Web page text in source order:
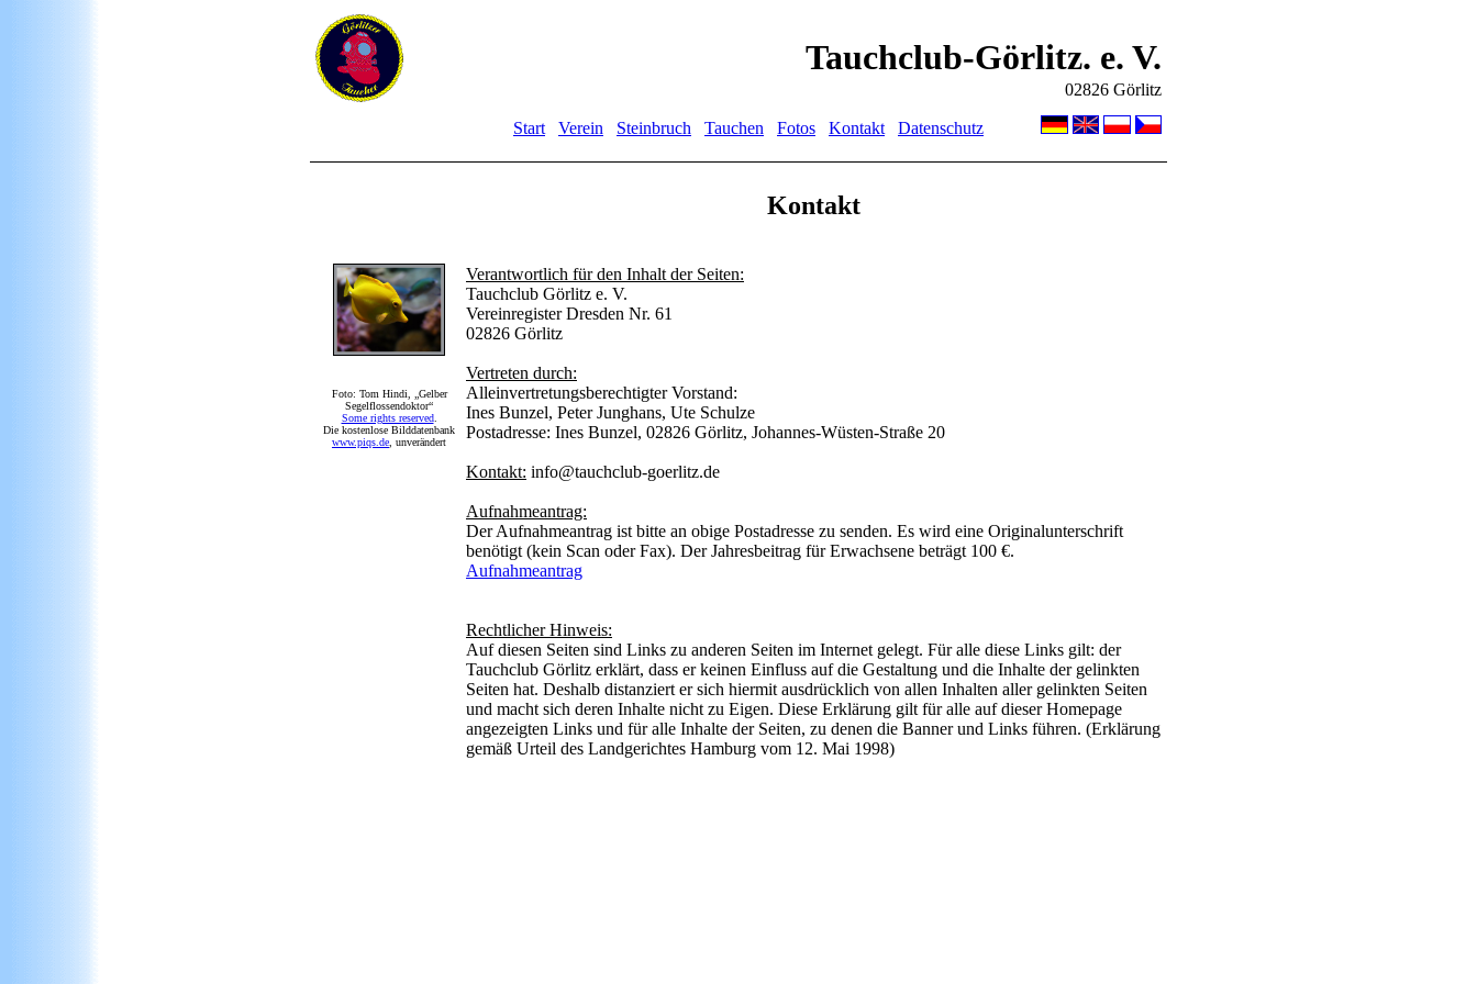
Tauchclub-Görlitz. e. V.
02826 Görlitz
Start Verein Steinbruch Tauchen Fotos Kontakt Datenschutz
Kontakt
Foto: Tom Hindi, „Gelber
Segelflossendoktor“
Some rights reserved.
Die kostenlose Bilddatenbank
www.piqs.de , unverändert
Verantwortlich für den Inhalt der Seiten:
Tauchclub Görlitz e. V.
Vereinregister Dresden Nr. 61
02826 Görlitz
Vertreten durch:
Alleinvertretungsberechtigter Vorstand:
Ines Bunzel, Peter Junghans, Ute Schulze
Postadresse: Ines Bunzel, 02826 Görlitz, Johannes-Wüsten-Straße 20
Kontakt: info@tauchclub-goerlitz.de
Aufnahmeantrag:
Der Aufnahmeantrag ist bitte an obige Postadresse zu senden. Es wird eine Originalunterschrift
benötigt (kein Scan oder Fax). Der Jahresbeitrag für Erwachsene beträgt 100 €.
Aufnahmeantrag
Rechtlicher Hinweis:
Auf diesen Seiten sind Links zu anderen Seiten im Internet gelegt. Für alle diese Links gilt: der
Tauchclub Görlitz erklärt, dass er keinen Einfluss auf die Gestaltung und die Inhalte der gelinkten
Seiten hat. Deshalb distanziert er sich hiermit ausdrücklich von allen Inhalten aller gelinkten Seiten
und macht sich deren Inhalte nicht zu Eigen. Diese Erklärung gilt für alle auf dieser Homepage
angezeigten Links und für alle Inhalte der Seiten, zu denen die Banner und Links führen. (Erklärung
gemäß Urteil des Landgerichtes Hamburg vom 12. Mai 1998)